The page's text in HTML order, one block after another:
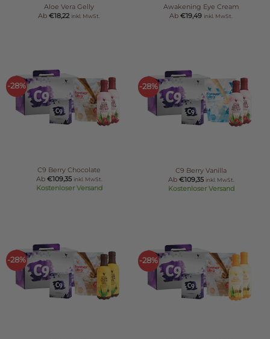
Aloe Vera Gelly
Ab €18,22 inkl. MwSt.
Awakening Eye Cream
Ab €19,49 inkl. MwSt.
-28%
C9 Berry Chocolate
Ab €109,35 inkl. MwSt.
Kostenloser Versand
-28%
C9 Berry Vanilla
Ab €109,35 inkl. MwSt.
Kostenloser Versand
-28% -28%